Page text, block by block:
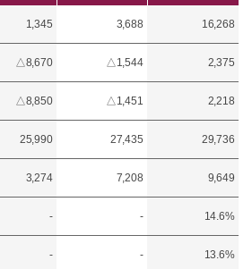
1,345 3,688 16,268
△8,670 △1,544 2,375
△8,850 △1,451 2,218
25,990 27,435 29,736
3,274 7,208 9,649
- - 14.6%
- - 13.6%